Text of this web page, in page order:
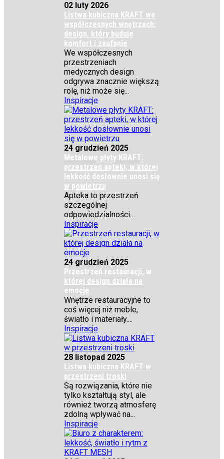
02 luty 2026
Listwa kubiczna KRAFT we
współczesnych wnętrzach:
design, który buduje
komfort i zaufanie
We współczesnych
przestrzeniach
medycznych design
odgrywa znacznie większą
rolę, niż może się...
Inspiracje
24 grudzień 2025
Metalowe płyty KRAFT:
przestrzeń apteki, w której
lekkość dosłownie unosi się
w powietrzu
Apteka to przestrzeń
szczególnej
odpowiedzialności....
Inspiracje
24 grudzień 2025
Przestrzeń restauracji, w
której design działa na
emocje
Wnętrze restauracyjne to
coś więcej niż meble,
światło i materiały....
Inspiracje
28 listopad 2025
Listwa kubiczna KRAFT w
przestrzeni troski
Są rozwiązania, które nie
tylko kształtują styl, ale
również tworzą atmosferę
zdolną wpływać na...
Inspiracje